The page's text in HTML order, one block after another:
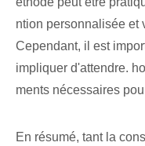
ntion personnalisée et
Cependant, il est
impliquer d'attendre.
ments nécessaires
En résumé, tant la